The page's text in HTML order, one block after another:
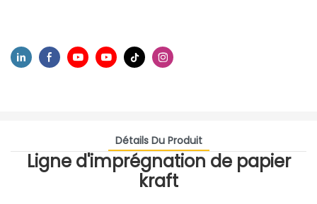
Détails Du Produit
Ligne d'imprégnation de papier
kraft